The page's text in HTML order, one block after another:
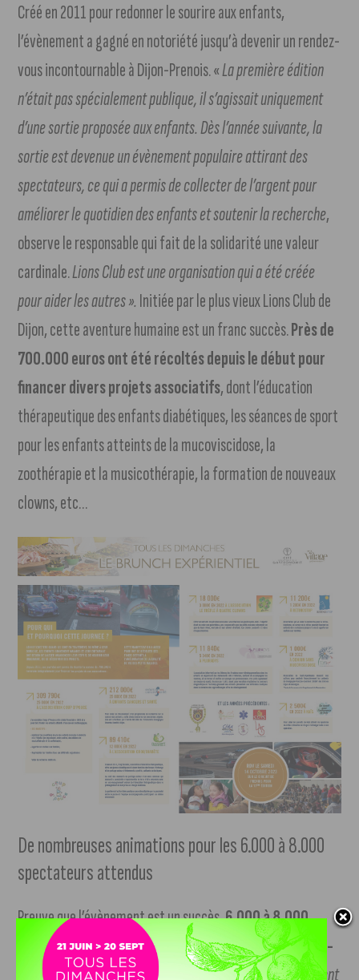
Créé en 2011 pour redonner le sourire aux enfants,
l’évènement a gagné en notoriété jusqu’à devenir un rendez-
vous incontournable à Dijon-Prenois. «La première édition
n’était pas spécialement publique, il s’agissait uniquement
d’une sortie proposée aux enfants. Dès l’année suivante, la
sortie est devenue un évènement populaire attirant des
spectateurs, ce qui a permis de collecter de l’argent pour
améliorer le quotidien des enfants et soutenir la recherche,
observe le responsable qui fait de la solidarité une valeur
cardinale.Lions Club est une organisation qui a été créée
pour aider les autres ».Initiée par le plus vieux Lions Club de
Dijon, cette aventure humaine est un franc succès.Près de
700.000 euros ont été récoltés depuis le début pour
financer divers projets associatifs, dont l’éducation
thérapeutique des enfants diabétiques, les séances de sport
pour les enfants atteints de la mucoviscidose, la
zoothérapie et la musicothérapie, la formation de nouveaux
clowns, etc…
De nombreuses animations pour les 6.000 à 8.000
spectateurs attendus
Preuve que l’évènement est un succès,6.000 à 8.000
spectateurs sont attendus par l’organisation à Dijon-
Prenois, samedi prochain. « Il s’agit du plus grand évènement